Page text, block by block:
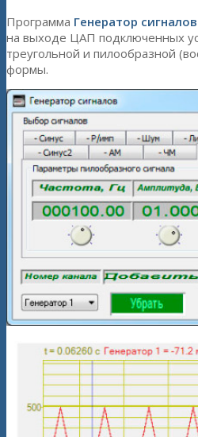
Программа Генератор сигналов
на выходе ЦАП подключенных
треугольной и пилообразной
формы.